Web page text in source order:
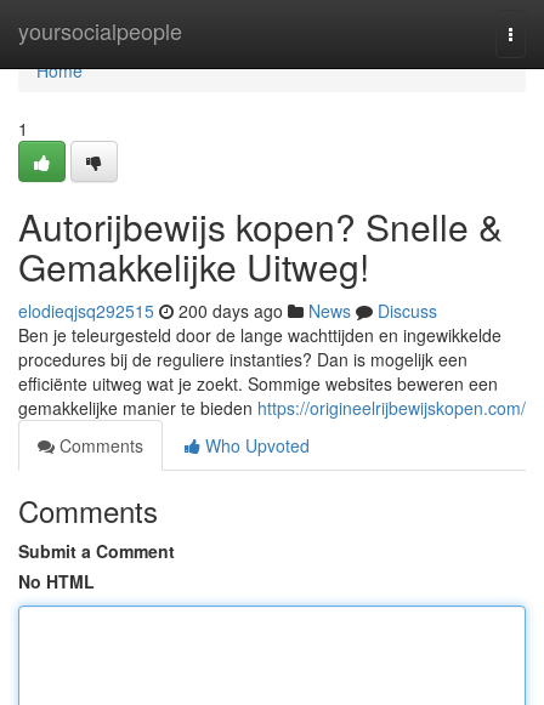
yoursocialpeople
Home
Home
1
Autorijbewijs kopen? Snelle &
Gemakkelijke Uitweg!
elodieqjsq292515 200 days ago News
Discuss
Ben je teleurgesteld door de lange wachttijden en ingewikkelde
procedures bij de reguliere instanties? Dan is mogelijk een
efficiënte uitweg wat je zoekt. Sommige websites beweren een
gemakkelijke manier te bieden https://origineelrijbewijskopen.com/
Comments
Who Upvoted
Comments
Submit a Comment
No HTML